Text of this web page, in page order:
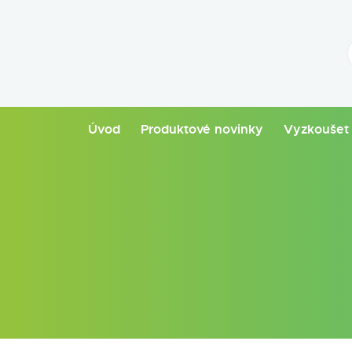
Úvod Produktové novinky Vyzkoušet